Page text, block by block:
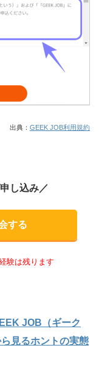
出典： GEEK JOB利用規約
し込み／
する
験は残ります
JOB（ギーク
見るホントの実態